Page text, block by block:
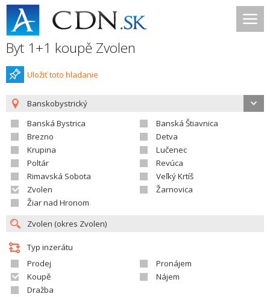
Byt 1+1 koupě Zvolen
Uložiť toto hladanie
Banskobystrický
Banská Bystrica
Banská Štiavnica
Brezno
Detva
Krupina
Lučenec
Poltár
Revúca
Rimavská Sobota
Veľký Krtíš
Zvolen
Žarnovica
Žiar nad Hronom
Typ inzerátu
Prodej
Pronájem
Koupě
Nájem
Dražba